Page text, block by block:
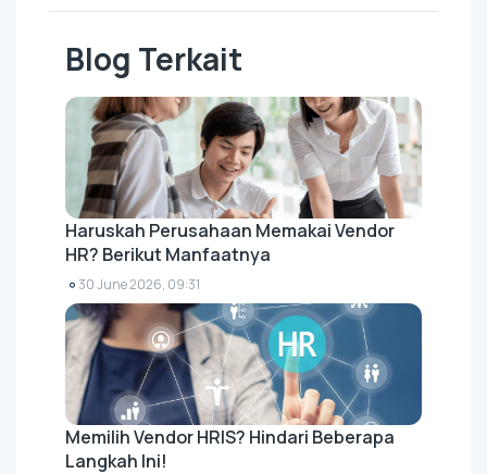
Blog Terkait
Haruskah Perusahaan Memakai Vendor
HR? Berikut Manfaatnya
30 June 2026, 09:31
Memilih Vendor HRIS? Hindari Beberapa
Langkah Ini!